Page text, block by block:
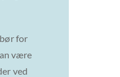
for
være
ved